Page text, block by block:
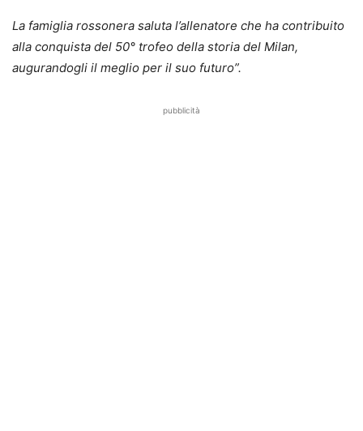
La famiglia rossonera saluta l’allenatore che ha contribuito
alla conquista del 50° trofeo della storia del Milan,
augurandogli il meglio per il suo futuro”.
pubblicità